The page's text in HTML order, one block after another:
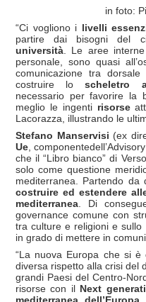
in foto:
“Ci vogliono i livelli
partire dai bisogni del
università . Le aree
personale, sono quasi
comunicazione tra
costruire loscheletro
necessario per favorire la
meglio le ingenti risorse
Lacorazza, illustrando le
Stefano Manservisi (ex
Ue ,
che il “Libro bianco” di
solo come questione
mediterranea. Partendo da
costruire ed estendere
mediterranea . Di
governance comune con
tra culture e religioni e
in grado di mettere in
“La nuova Europa che si
diversa rispetto alla crisi del
grandi Paesi del Centro-
risorse con il Next
mediterranea dell’Europa